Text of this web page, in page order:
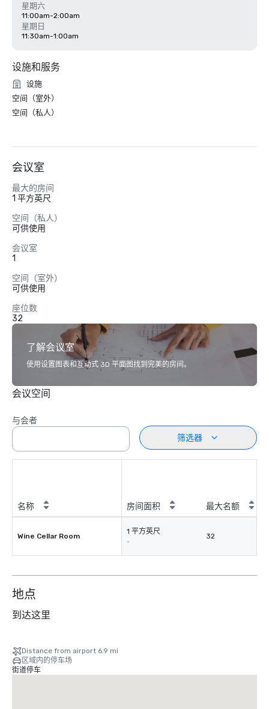
星期六
11:00am-2:00am
星期日
11:30am-1:00am
设施和服务
设施
空间（室外）
空间（私人）
会议室
最大的房间
1 平方英尺
空间（私人）
可供使用
会议室
1
空间（室外）
可供使用
座位数
32
了解会议室
使用设置图表和互动式 3D 平面图找到完美的房间。
会议空间
与会者
筛选器
名称 房间面积 最大名额
Wine Cellar Room
1 平方英尺
-
32
地点
到达这里
Distance from airport 6.9 mi
区域内的停车场
街道停车